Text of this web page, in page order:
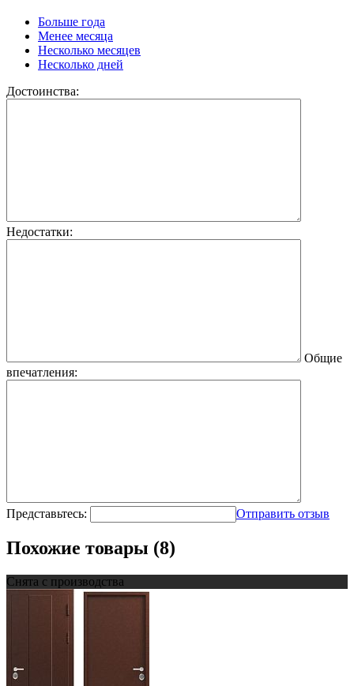
Больше года
Менее месяца
Несколько месяцев
Несколько дней
Достоинства:
Недостатки:
Общие
впечатления:
Представьтесь: Отправить отзыв
Похожие товары (8)
Снята с производства